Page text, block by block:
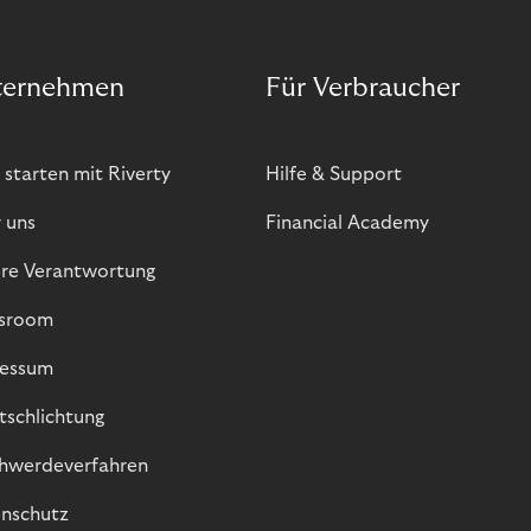
starten mit Riverty
uns
Verantwortung
Für Verbraucher
Hilfe & Support
Financial Academy